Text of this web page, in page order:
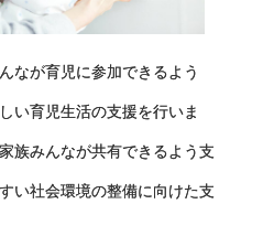
なが育児に参加できるよう
い育児生活の支援を行いま
族みんなが共有できるよう支
い社会環境の整備に向けた支